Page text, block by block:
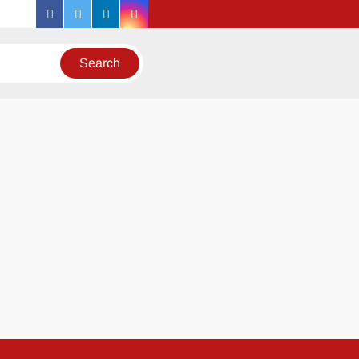
facebook
twitterlinkedininstagram